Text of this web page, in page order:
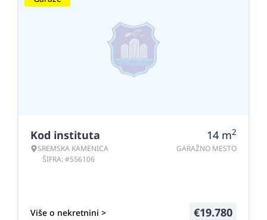
Kod instituta
SREMSKA KAMENICA
ŠIFRA: #556106
14 m2
GARAŽNO MESTO
Više o nekretnini > €19.780